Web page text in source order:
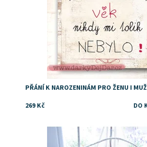
PŘÁNÍ K NAROZENINÁM PRO ŽENU I
269 Kč